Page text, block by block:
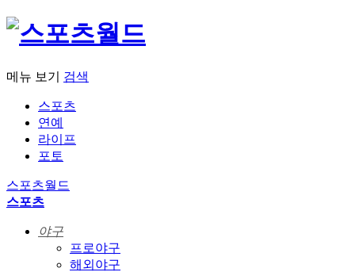
메뉴 보기 검색
스포츠
연예
라이프
포토
스포츠월드
스포츠
야구
프로야구
해외야구